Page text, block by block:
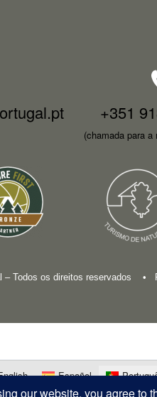
+351
(chamada para
– Todos os direitos reservados •
Español